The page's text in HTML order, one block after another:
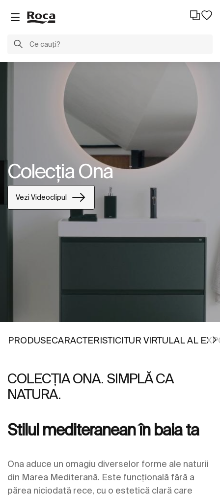
Colecția Ona
Vezi Videoclipul
Mergeți la
PRODUSEMergeți la
CARACTERISTICIMergeți la
TUR VIRTULAL AL
COLECȚIA ONA. SIMPLĂ CA
NATURA.
Stilul mediteranean în baia ta
Ona aduce un omagiu diverselor forme ale naturii
din Marea Mediterană. Este funcțională fără a
părea niciodată rece, cu o estetică clară care